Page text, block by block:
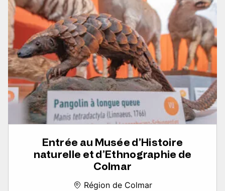
Entrée au Musée d’Histoire
naturelle et d’Ethnographie de
Colmar
Région de Colmar